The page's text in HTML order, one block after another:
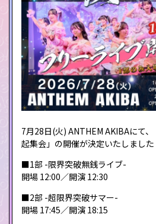
7月28日(火) ANTHEM AKIBAにて
起集会」の開催が決定いたしました
■1部 -限界突破無銭ライブ-
開場 12:00／開演 12:30
■2部 -超限界突破サマー-
開場 17:45／開演 18:15